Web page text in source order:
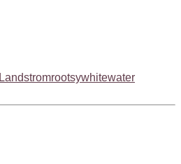
Landstromrootsywhitewater